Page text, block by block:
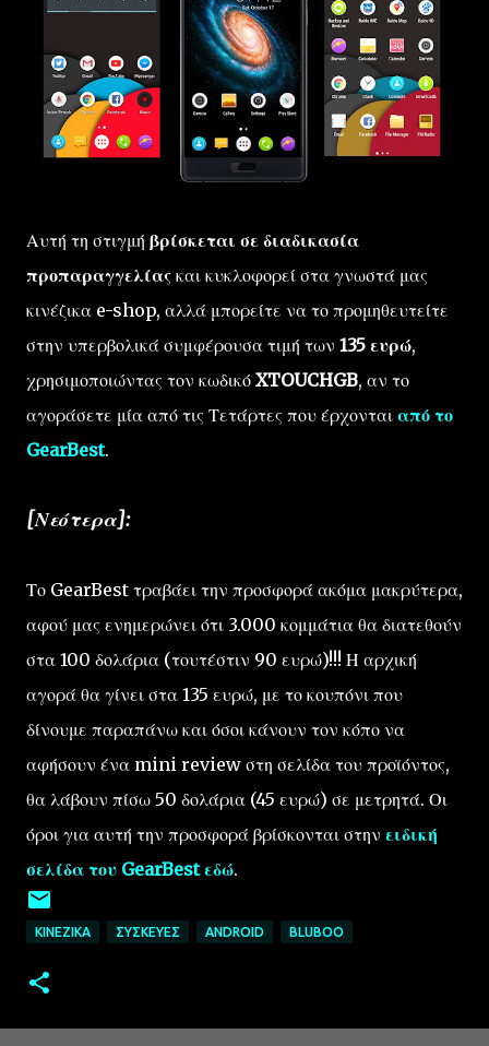
Αυτή τη στιγμή βρίσκεται σε διαδικασία
προπαραγγελίας και κυκλοφορεί στα γνωστά μας
κινέζικα e-shop, αλλά μπορείτε να το προμηθευτείτε
στην υπερβολικά συμφέρουσα τιμή των 135 ευρώ,
χρησιμοποιώντας τον κωδικό XTOUCHGB, αν το
αγοράσετε μία από τις Τετάρτες που έρχονται από το
GearBest.
[Νεότερα]:
Το GearBest τραβάει την προσφορά ακόμα μακρύτερα,
αφού μας ενημερώνει ότι 3.000 κομμάτια θα διατεθούν
στα 100 δολάρια (τουτέστιν 90 ευρώ)!!! Η αρχική
αγορά θα γίνει στα 135 ευρώ, με το κουπόνι που
δίνουμε παραπάνω και όσοι κάνουν τον κόπο να
αφήσουν ένα mini review στη σελίδα του προϊόντος,
θα λάβουν πίσω 50 δολάρια (45 ευρώ) σε μετρητά. Οι
όροι για αυτή την προσφορά βρίσκονται στην ειδική
σελίδα του GearBest εδώ.
ΚΙΝΈΖΙΚΑ ΣΥΣΚΕΥΈΣ ANDROID BLUBOO